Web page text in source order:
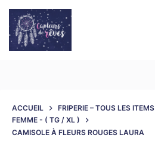
ACCUEIL FRIPERIE – TOUS LES ITEMS
FEMME - ( TG / XL )
CAMISOLE À FLEURS ROUGES LAURA